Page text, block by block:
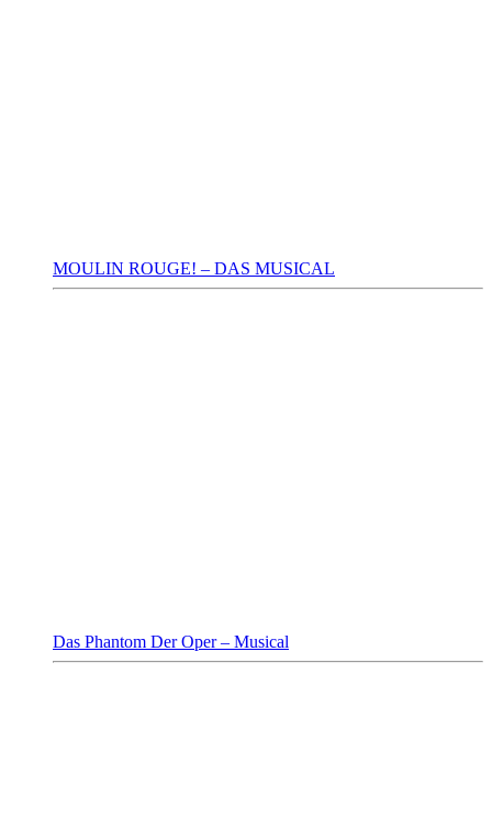
MOULIN ROUGE! – DAS MUSICAL
Das Phantom Der Oper – Musical